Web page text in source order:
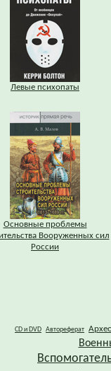
Левые психопаты
Основные проблемы
Вооруженных сил
России
CD и DVD Автореферат